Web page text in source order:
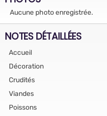
Aucune photo enregistrée.
NOTES DÉTAILLÉES
Accueil
Décoration
Crudités
Viandes
Poissons